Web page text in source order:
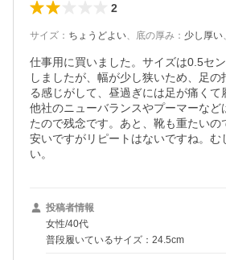
2
サイズ ： ちょうどよい、 底の厚み ： 少し厚い、
仕事用に買いました。サイズは0.5セ
しましたが、幅が少し狭いため、足
る感じがして、昼過ぎには足が痛くて
他社のニューバランスやプーマーなど
たので残念です。あと、靴も重たいの
安いですがリピートはないですね。む
い。
投稿者情報
女性/40代
普段履いているサイズ：24.5cm